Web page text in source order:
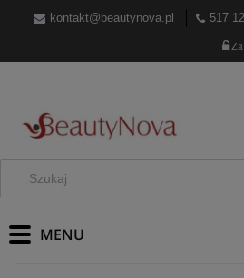
kontakt@beautynova.pl 517